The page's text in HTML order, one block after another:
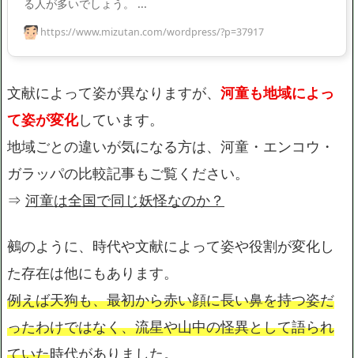
る人が多いでしょう。 ...
https://www.mizutan.com/wordpress/?p=37917
文献によって姿が異なりますが、 河童も地域によっ
て姿が変化しています。
地域ごとの違いが気になる方は、河童・エンコウ・
ガラッパの比較記事もご覧ください。
⇒ 河童は全国で同じ妖怪なのか？
鵺のように、時代や文献によって姿や役割が変化し
た存在は他にもあります。
例えば天狗も、最初から赤い顔に長い鼻を持つ姿だ
ったわけではなく、流星や山中の怪異として語られ
ていた時代がありました。